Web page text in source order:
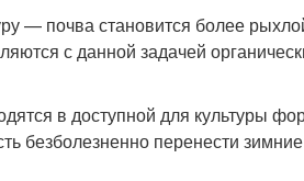
— почва становится более
с данной задачей
в доступной для культуры
безболезненно перенести